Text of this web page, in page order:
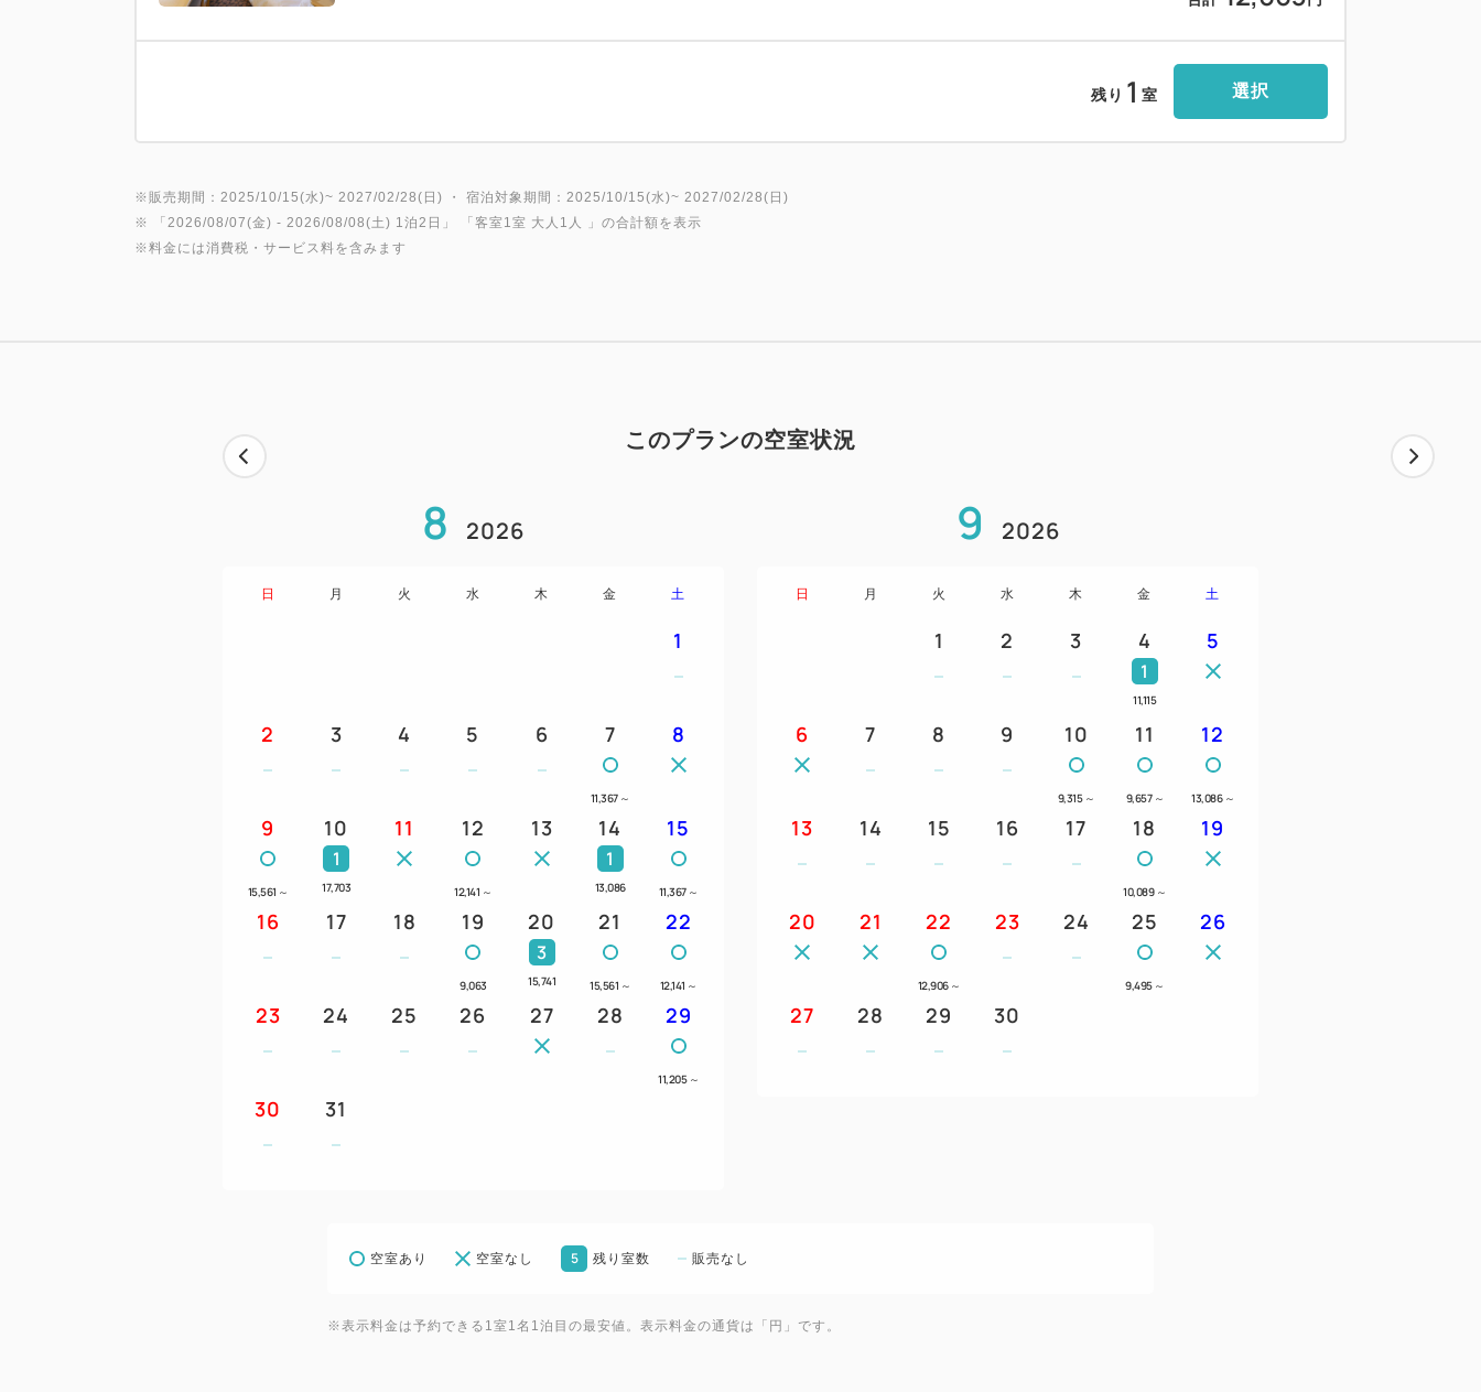
残り 1 室 選択
※販売期間：2025/10/15(水)~ 2027/02/28(日) ・ 宿泊対象期間：2025/10/15(水)~ 2027/02/28(日)
※ 「 2026/08/07(金) - 2026/08/08(土) 1泊2日 」 「 客室1室 大人1人
」の合計額を表示
※料金には消費税・サービス料を含みます
このプランの空室状況
8 2026
日 月 火 水 木 金 土
1
2 3 4 5 6 7
11,367 ～
8
9
15,561 ～
10
1
17,703
11 12
12,141 ～
13 14
1
13,086
15
11,367 ～
16 17 18 19
9,063
20
3
15,741
21
15,561 ～
22
12,141 ～
23 24 25 26 27 28 29
11,205 ～
30 31
9 2026
日 月 火 水 木 金 土
1 2 3 4
1
11,115
5
6 7 8 9 10
9,315 ～
11
9,657 ～
12
13,086 ～
13 14 15 16 17 18
10,089 ～
19
20 21 22
12,906 ～
23 24 25
9,495 ～
26
27 28 29 30
空室あり 空室なし 5 残り室数 販売なし
※表示料金は予約できる1室1名1泊目の最安値。表示料金の通貨は「円」です。